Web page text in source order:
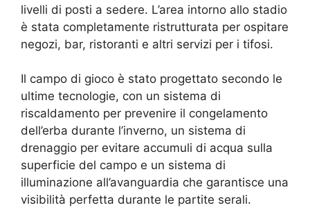
livelli di posti a sedere. L’area intorno allo stadio
è stata completamente ristrutturata per ospitare
negozi, bar, ristoranti e altri servizi per i tifosi.
Il campo di gioco è stato progettato secondo le
ultime tecnologie, con un sistema di
riscaldamento per prevenire il congelamento
dell’erba durante l’inverno, un sistema di
drenaggio per evitare accumuli di acqua sulla
superficie del campo e un sistema di
illuminazione all’avanguardia che garantisce una
visibilità perfetta durante le partite serali.